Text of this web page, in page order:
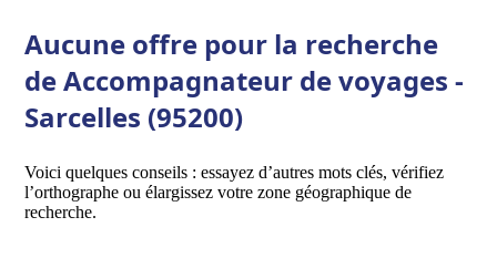
Aucune offre pour la recherche
de Accompagnateur de voyages -
Sarcelles (95200)
Voici quelques conseils : essayez d’autres mots clés, vérifiez
l’orthographe ou élargissez votre zone géographique de
recherche.